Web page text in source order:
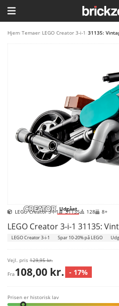
HJEM
LEGO FAVORITTER
Hjem Temaer LEGO Creator 3-i-1 31135:
Udgået
LEGO Creator 3-i-1 31135 128 8+
LEGO Creator 3-i-1 31135:
LEGO Creator 3-i-1 Spar 10-20% på LEGO
Vejl. pris 129,95 kr.
Fra108,00 kr. - 17%
Prisen er historisk lav